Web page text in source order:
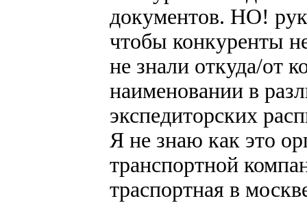
документов. НО!
чтобы конкуренты
не знали откуда/от
наименовании в
экспедиторских
Я не знаю как это
транспортной
траспортная в